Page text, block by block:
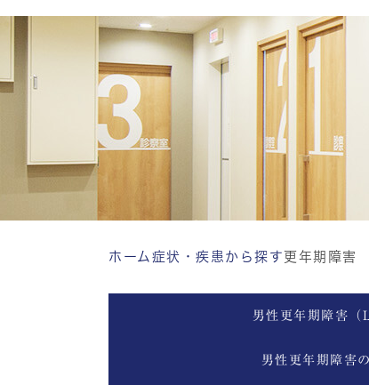
ホーム 症状・疾患から探す 更年期障害
男性更年期障害（
男性更年期障害